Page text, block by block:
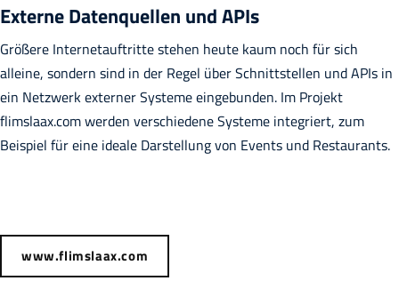
Externe Datenquellen und APIs
Größere Internetauftritte stehen heute kaum noch für sich
alleine, sondern sind in der Regel über Schnittstellen und APIs in
ein Netzwerk externer Systeme eingebunden. Im Projekt
flimslaax.com werden verschiedene Systeme integriert, zum
Beispiel für eine ideale Darstellung von Events und Restaurants.
www.flimslaax.com